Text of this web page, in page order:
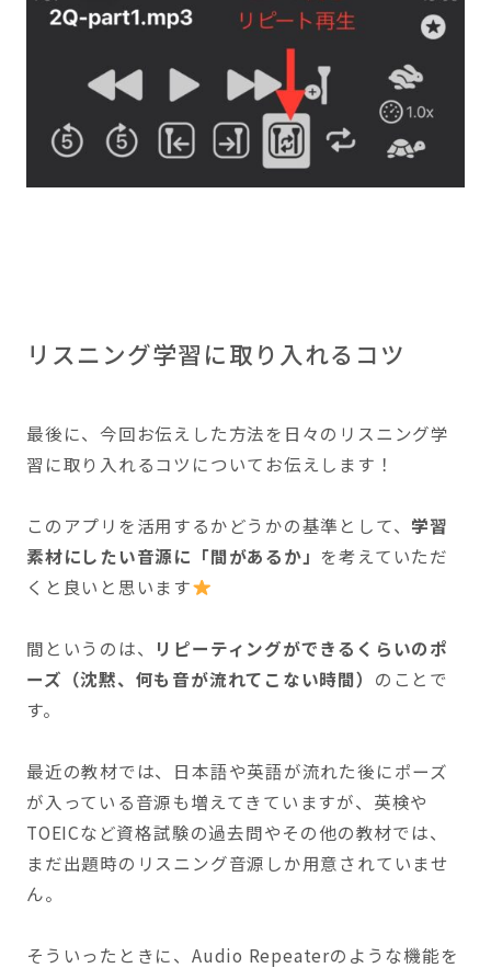
リスニング学習に取り入れるコツ
最後に、今回お伝えした方法を日々のリスニング学
習に取り入れるコツについてお伝えします！
このアプリを活用するかどうかの基準として、 学習
素材にしたい音源に「間があるか」 を考えていただ
くと良いと思います
間というのは、
リピーティングができるくらいのポ
ーズ（沈黙、何も音が流れてこない時間） のことで
す。
最近の教材では、日本語や英語が流れた後にポーズ
が入っている音源も増えてきていますが、英検や
TOEICなど資格試験の過去問やその他の教材では、
まだ出題時のリスニング音源しか用意されていませ
ん。
そういったときに、Audio Repeaterのような機能を